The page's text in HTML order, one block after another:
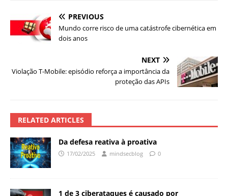
PREVIOUS
Mundo corre risco de uma catástrofe cibernética em
dois anos
NEXT
Violação T-Mobile: episódio reforça a importância da
proteção das APIs
RELATED ARTICLES
Da defesa reativa à proativa
17/02/2025 mindsecblog 0
1 de 3 ciberataques é causado por